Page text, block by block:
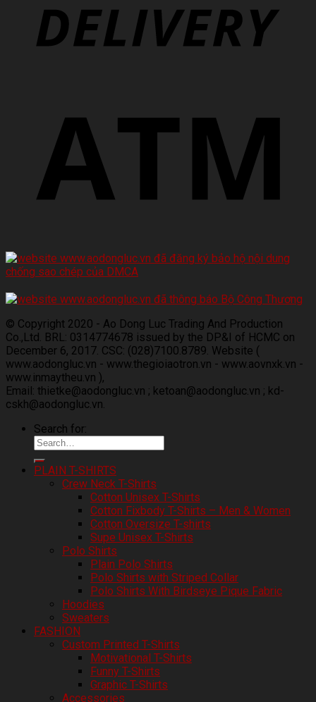
© Copyright 2020 - Ao Dong Luc Trading And Production
Co.,Ltd. BRL: 0314774678 issued by the DP&I of HCMC on
December 6, 2017. CSC: (028)7100.8789. Website (
www.aodongluc.vn - www.thegioiaotron.vn - www.aovnxk.vn -
www.inmaytheu.vn ),
Email: thietke@aodongluc.vn ; ketoan@aodongluc.vn ; kd-
cskh@aodongluc.vn.
Search for:
PLAIN T-SHIRTS
Crew Neck T-Shirts
Cotton Unisex T-Shirts
Cotton Fixbody T-Shirts – Men & Women
Cotton Oversize T-shirts
Supe Unisex T-Shirts
Polo Shirts
Plain Polo Shirts
Polo Shirts with Striped Collar
Polo Shirts With Birdseye Pique Fabric
Hoodies
Sweaters
FASHION
Custom Printed T-Shirts
Motivational T-Shirts
Funny T-Shirts
Graphic T-Shirts
Accessories